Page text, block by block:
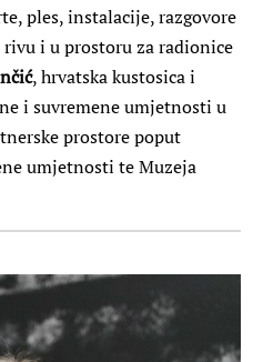
ples, instalacije, razgovore
i u prostoru za radionice
, hrvatska kustosica i
i suvremene umjetnosti u
prostore poput
umjetnosti te Muzeja